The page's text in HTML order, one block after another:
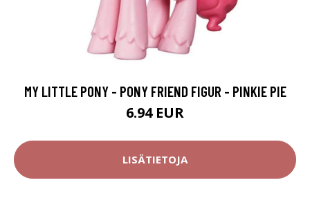
MY LITTLE PONY - PONY FRIEND FIGUR - PINKIE PIE
6.94 EUR
LISÄTIETOJA